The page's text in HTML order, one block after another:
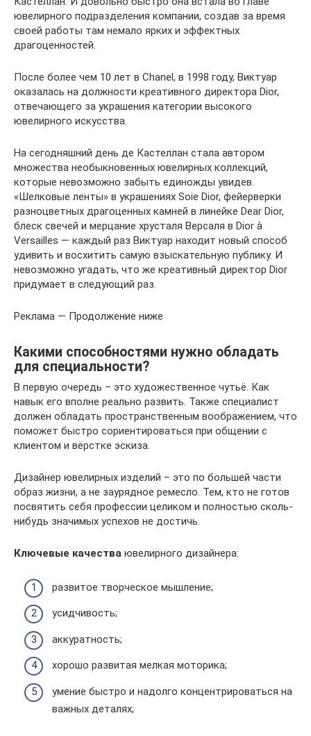
ювелирного подразделения компании, создав за время
своей работы там немало ярких и эффектных
драгоценностей.
После более чем 10 лет в Chanel, в 1998 году, Виктуар
оказалась на должности креативного директора Dior,
отвечающего за украшения категории высокого
ювелирного искусства.
На сегодняшний день де Кастеллан стала автором
множества необыкновенных ювелирных коллекций,
которые невозможно забыть единожды увидев.
«Шелковые ленты» в украшениях Soie Dior, фейерверки
разноцветных драгоценных камней в линейке Dear Dior,
блеск свечей и мерцание хрусталя Версаля в Dior à
Versailles — каждый раз Виктуар находит новый способ
удивить и восхитить самую взыскательную публику. И
невозможно угадать, что же креативный директор Dior
придумает в следующий раз.
Реклама — Продолжение ниже
Какими способностями нужно обладать
для специальности?
В первую очередь – это художественное чутьё. Как
навык его вполне реально развить. Также специалист
должен обладать пространственным воображением, что
поможет быстро сориентироваться при общении с
клиентом и вёрстке эскиза.
Дизайнер ювелирных изделий – это по большей части
образ жизни, а не заурядное ремесло. Тем, кто не готов
посвятить себя профессии целиком и полностью сколь-
нибудь значимых успехов не достичь.
Ключевые качества ювелирного дизайнера:
развитое творческое мышление;
усидчивость;
аккуратность;
хорошо развитая мелкая моторика;
умение быстро и надолго концентрироваться на
важных деталях;